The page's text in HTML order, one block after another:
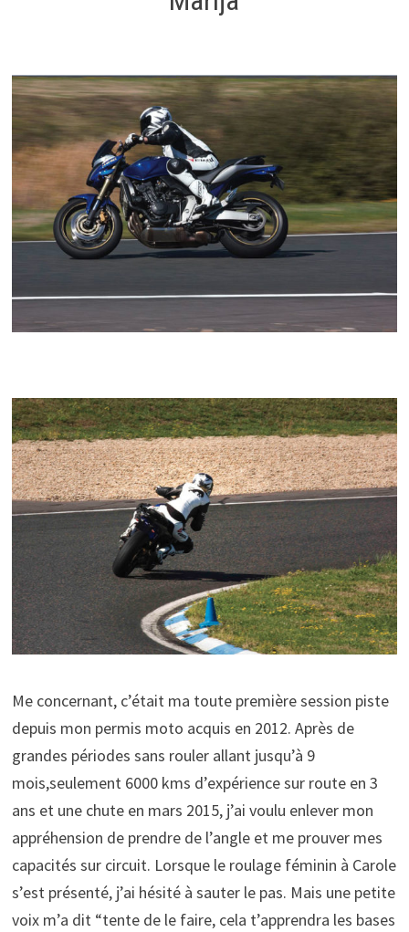
Me concernant, c’était ma toute première session piste
depuis mon permis moto acquis en 2012. Après de
grandes périodes sans rouler allant jusqu’à 9
mois,seulement 6000 kms d’expérience sur route en 3
ans et une chute en mars 2015, j’ai voulu enlever mon
appréhension de prendre de l’angle et me prouver mes
capacités sur circuit. Lorsque le roulage féminin à Carole
s’est présenté, j’ai hésité à sauter le pas. Mais une petite
voix m’a dit “tente de le faire, cela t’apprendra les bases